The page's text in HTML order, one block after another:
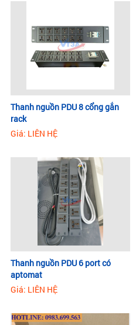
Thanh nguồn PDU 8 cổng gắn
rack
Giá: LIÊN HỆ
Thanh nguồn PDU 6 port có
aptomat
Giá: LIÊN HỆ